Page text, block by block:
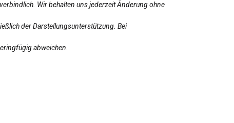
Wir behalten uns jederzeit Änderung ohne
der Darstellungsunterstützung. Bei
abweichen.